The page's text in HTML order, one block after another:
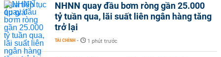
NHNN quay đầu bơm ròng gần 25.000
tỷ tuần qua, lãi suất liên ngân hàng tăng
trở lại
TÀI CHÍNH - 1 phút trước